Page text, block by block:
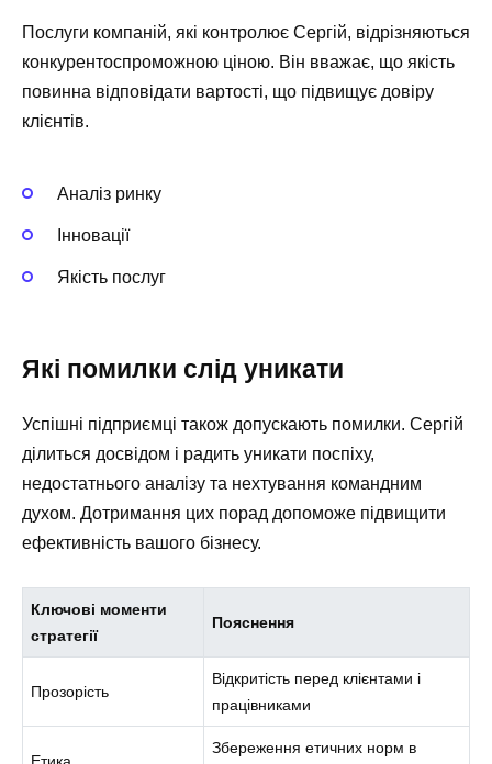
Послуги компаній, які контролює Сергій, відрізняються
конкурентоспроможною ціною. Він вважає, що якість
повинна відповідати вартості, що підвищує довіру
клієнтів.
Аналіз ринку
Інновації
Якість послуг
Які помилки слід уникати
Успішні підприємці також допускають помилки. Сергій
ділиться досвідом і радить уникати поспіху,
недостатнього аналізу та нехтування командним
духом. Дотримання цих порад допоможе підвищити
ефективність вашого бізнесу.
Ключові моменти
стратегії
Пояснення
Прозорість
Відкритість перед клієнтами і
працівниками
Збереження етичних норм в